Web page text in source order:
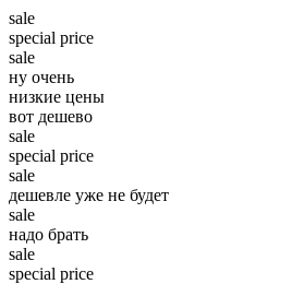
sale
special price
sale
ну очень
низкие цены
вот дешево
sale
special price
sale
дешевле уже не будет
sale
надо брать
sale
special price